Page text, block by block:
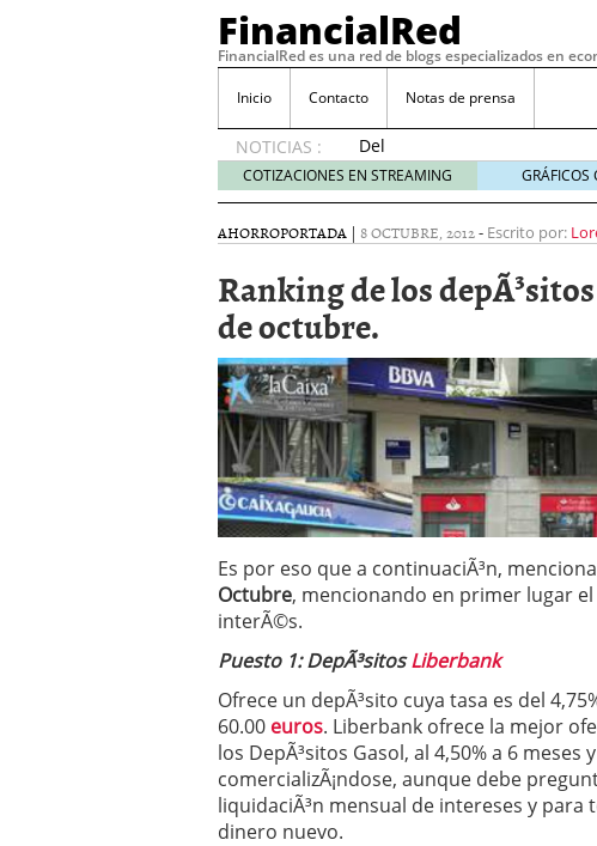
FinancialRed
FinancialRed es una red de blogs especializados en
Inicio Contacto Notas de prensa
NOTICIAS :
Del
depósito
a la
cómo
cambiando
gestión
del
ahorro
en
España
05/08/2026
Seguros de convenio en
descubren cuando ya es
ReseÃ±a de SIFX: Lo Que
29/06/2026
Crear empresa online vs
29/05/2026
26/05/2026
COTIZACIONES EN STREAMING GRÁFICOS
AHORROPORTADA | 8 OCTUBRE, 2012- Escrito por:
Ranking de los
de octubre.
Es por eso que a continuaciÃ³n,
Octubre, mencionando en primer lugar
interÃ©s.
Puesto 1: DepÃ³sitosLiberbank
Ofrece un depÃ³sito cuya tasa es del
60.00 euros. Liberbank ofrece la mejor
los DepÃ³sitos Gasol, al 4,50% a 6 meses
comercializÃ¡ndose, aunque debe
liquidaciÃ³n mensual de intereses y para
dinero nuevo.